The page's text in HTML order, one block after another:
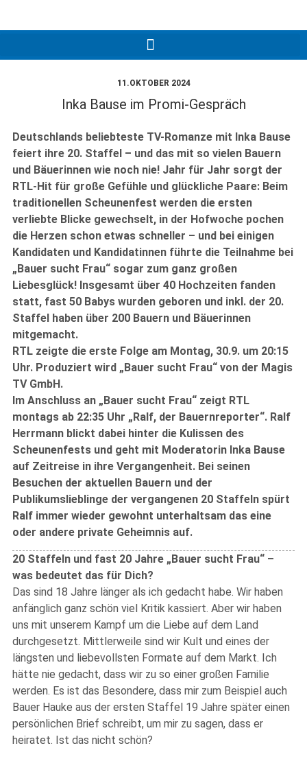
11.OKTOBER 2024
Inka Bause im Promi-Gespräch
Deutschlands beliebteste TV-Romanze mit Inka Bause
feiert ihre 20. Staffel – und das mit so vielen Bauern
und Bäuerinnen wie noch nie! Jahr für Jahr sorgt der
RTL-Hit für große Gefühle und glückliche Paare: Beim
traditionellen Scheunenfest werden die ersten
verliebte Blicke gewechselt, in der Hofwoche pochen
die Herzen schon etwas schneller – und bei einigen
Kandidaten und Kandidatinnen führte die Teilnahme bei
„Bauer sucht Frau“ sogar zum ganz großen
Liebesglück! Insgesamt über 40 Hochzeiten fanden
statt, fast 50 Babys wurden geboren und inkl. der 20.
Staffel haben über 200 Bauern und Bäuerinnen
mitgemacht.
RTL zeigte die erste Folge am Montag, 30.9. um 20:15
Uhr. Produziert wird „Bauer sucht Frau“ von der Magis
TV GmbH.
Im Anschluss an „Bauer sucht Frau“ zeigt RTL
montags ab 22:35 Uhr „Ralf, der Bauernreporter“. Ralf
Herrmann blickt dabei hinter die Kulissen des
Scheunenfests und geht mit Moderatorin Inka Bause
auf Zeitreise in ihre Vergangenheit. Bei seinen
Besuchen der aktuellen Bauern und der
Publikumslieblinge der vergangenen 20 Staffeln spürt
Ralf immer wieder gewohnt unterhaltsam das eine
oder andere private Geheimnis auf.
20 Staffeln und fast 20 Jahre „Bauer sucht Frau“ –
was bedeutet das für Dich?
Das sind 18 Jahre länger als ich gedacht habe. Wir haben
anfänglich ganz schön viel Kritik kassiert. Aber wir haben
uns mit unserem Kampf um die Liebe auf dem Land
durchgesetzt. Mittlerweile sind wir Kult und eines der
längsten und liebevollsten Formate auf dem Markt. Ich
hätte nie gedacht, dass wir zu so einer großen Familie
werden. Es ist das Besondere, dass mir zum Beispiel auch
Bauer Hauke aus der ersten Staffel 19 Jahre später einen
persönlichen Brief schreibt, um mir zu sagen, dass er
heiratet. Ist das nicht schön?